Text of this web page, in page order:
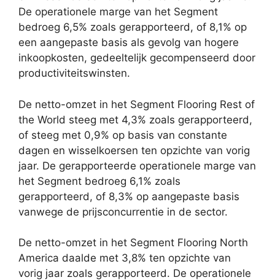
De operationele marge van het Segment
bedroeg 6,5% zoals gerapporteerd, of 8,1% op
een aangepaste basis als gevolg van hogere
inkoopkosten, gedeeltelijk gecompenseerd door
productiviteitswinsten.
De netto-omzet in het Segment Flooring Rest of
the World steeg met 4,3% zoals gerapporteerd,
of steeg met 0,9% op basis van constante
dagen en wisselkoersen ten opzichte van vorig
jaar. De gerapporteerde operationele marge van
het Segment bedroeg 6,1% zoals
gerapporteerd, of 8,3% op aangepaste basis
vanwege de prijsconcurrentie in de sector.
De netto-omzet in het Segment Flooring North
America daalde met 3,8% ten opzichte van
vorig jaar zoals gerapporteerd. De operationele